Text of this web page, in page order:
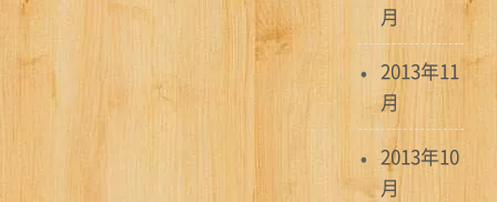
月
2013年11
月
2013年10
月